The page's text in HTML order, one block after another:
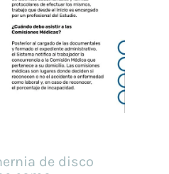
de disco